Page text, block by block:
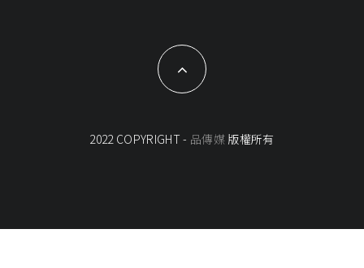
2022 COPYRIGHT - 品傳媒 版權所有